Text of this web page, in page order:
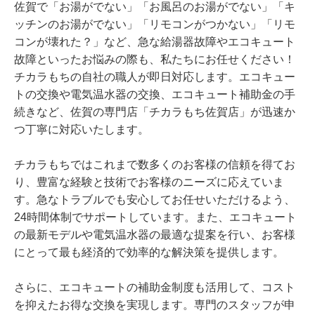
佐賀で「お湯がでない」「お風呂のお湯がでない」「キ
ッチンのお湯がでない」「リモコンがつかない」「リモ
コンが壊れた？」など、急な給湯器故障やエコキュート
故障といったお悩みの際も、私たちにお任せください！
チカラもちの自社の職人が即日対応します。エコキュー
トの交換や電気温水器の交換、エコキュート補助金の手
続きなど、佐賀の専門店「チカラもち佐賀店」が迅速か
つ丁寧に対応いたします。
チカラもちではこれまで数多くのお客様の信頼を得てお
り、豊富な経験と技術でお客様のニーズに応えていま
す。急なトラブルでも安心してお任せいただけるよう、
24時間体制でサポートしています。また、エコキュート
の最新モデルや電気温水器の最適な提案を行い、お客様
にとって最も経済的で効率的な解決策を提供します。
さらに、エコキュートの補助金制度も活用して、コスト
を抑えたお得な交換を実現します。専門のスタッフが申